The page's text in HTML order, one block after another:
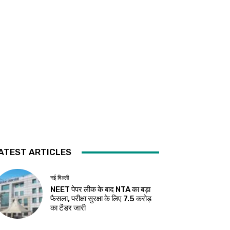
ARTICLES
नई दिल्ली
NEET पेपर लीक के बाद NTA का बड़ा
फैसला, परीक्षा सुरक्षा के लिए ₹7.5 करोड़
का टेंडर जारी